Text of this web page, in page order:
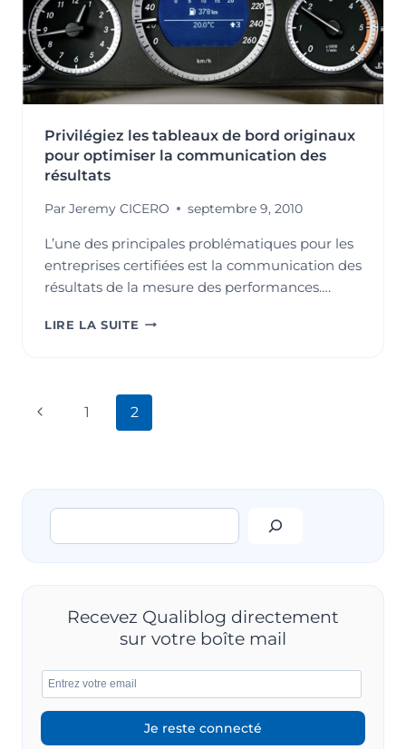
Privilégiez les tableaux de bord originaux
pour optimiser la communication des
résultats
Par Jeremy CICERO septembre 9, 2010
L’une des principales problématiques pour les
entreprises certifiées est la communication des
résultats de la mesure des performances….
LIRE LA SUITE PRIVILÉGIEZ
BORD
POUR
Navigation
Page
1 2
Rechercher
Recevez Qualiblog directement
sur votre boîte mail